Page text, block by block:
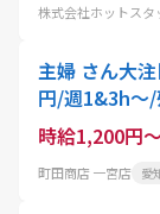
株式会社ホットスタ
主婦 さん大
円/週1&3h～/
時給1,200円
町田商店 一宮店 愛